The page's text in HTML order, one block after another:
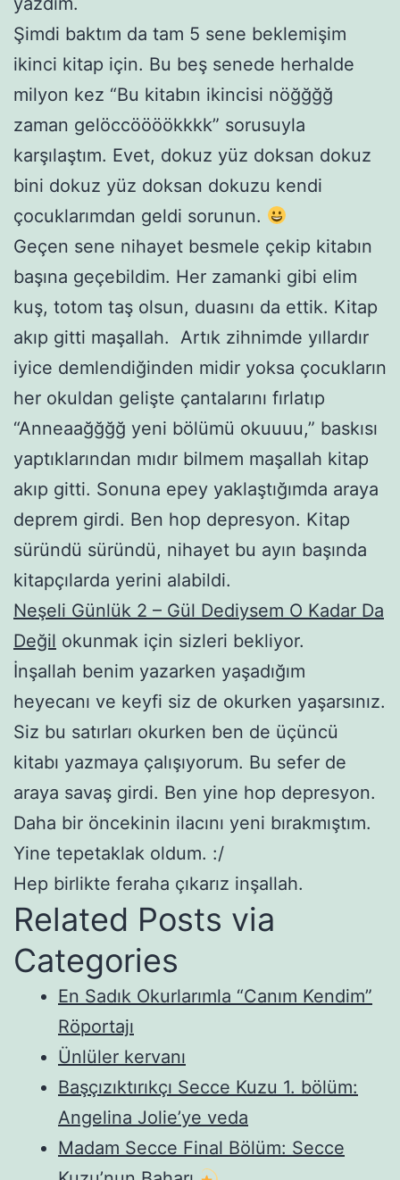
Şimdi baktım da tam 5 sene beklemişim
ikinci kitap için. Bu beş senede herhalde
milyon kez “Bu kitabın ikincisi nöğğğğ
zaman gelöccöööökkkk” sorusuyla
karşılaştım. Evet, dokuz yüz doksan dokuz
bini dokuz yüz doksan dokuzu kendi
çocuklarımdan geldi sorunun.
Geçen sene nihayet besmele çekip kitabın
başına geçebildim. Her zamanki gibi elim
kuş, totom taş olsun, duasını da ettik. Kitap
akıp gitti maşallah. Artık zihnimde yıllardır
iyice demlendiğinden midir yoksa çocukların
her okuldan gelişte çantalarını fırlatıp
“Anneaağğğğ yeni bölümü okuuuu,” baskısı
yaptıklarından mıdır bilmem maşallah kitap
akıp gitti. Sonuna epey yaklaştığımda araya
deprem girdi. Ben hop depresyon. Kitap
süründü süründü, nihayet bu ayın başında
kitapçılarda yerini alabildi.
Neşeli Günlük 2 – Gül Dediysem O Kadar Da
Değil okunmak için sizleri bekliyor.
İnşallah benim yazarken yaşadığım
heyecanı ve keyfi siz de okurken yaşarsınız.
Siz bu satırları okurken ben de üçüncü
kitabı yazmaya çalışıyorum. Bu sefer de
araya savaş girdi. Ben yine hop depresyon.
Daha bir öncekinin ilacını yeni bırakmıştım.
Yine tepetaklak oldum. :/
Hep birlikte feraha çıkarız inşallah.
Related Posts via
Categories
En Sadık Okurlarımla “Canım Kendim”
Röportajı
Ünlüler kervanı
Başçızıktırıkçı Secce Kuzu 1. bölüm:
Angelina Jolie’ye veda
Madam Secce Final Bölüm: Secce